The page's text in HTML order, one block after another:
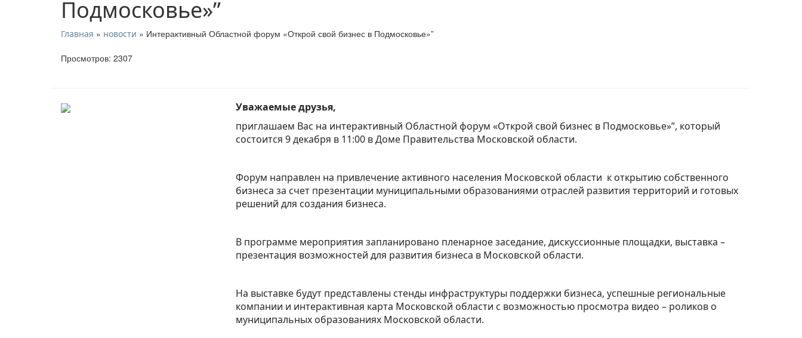
Подмосковье»”
Главная » новости » Интерактивный Областной форум «Открой свой бизнес в Подмосковье»”
Просмотров: 2307
Уважаемые друзья,
приглашаем Вас на интерактивный Областной форум «Открой свой бизнес в Подмосковье»”, который
состоится 9 декабря в 11:00 в Доме Правительства Московской области.
Форум направлен на привлечение активного населения Московской области к открытию собственного
бизнеса за счет презентации муниципальными образованиями отраслей развития территорий и готовых
решений для создания бизнеса.
В программе мероприятия запланировано пленарное заседание, дискуссионные площадки, выставка –
презентация возможностей для развития бизнеса в Московской области.
На выставке будут представлены стенды инфраструктуры поддержки бизнеса, успешные региональные
компании и интерактивная карта Московской области с возможностью просмотра видео – роликов о
муниципальных образованиях Московской области.